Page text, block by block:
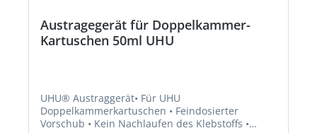
Austragegerät für Doppelkammer-
Kartuschen 50ml UHU
UHU® Austraggerät• Für UHU
Doppelkammerkartuschen • Feindosierter
Vorschub • Kein Nachlaufen des Klebstoffs •